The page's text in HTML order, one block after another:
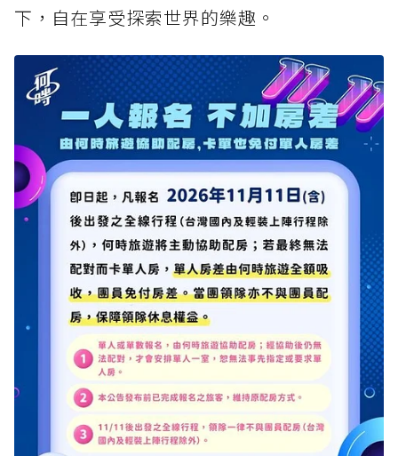
下，自在享受探索世界的樂趣。